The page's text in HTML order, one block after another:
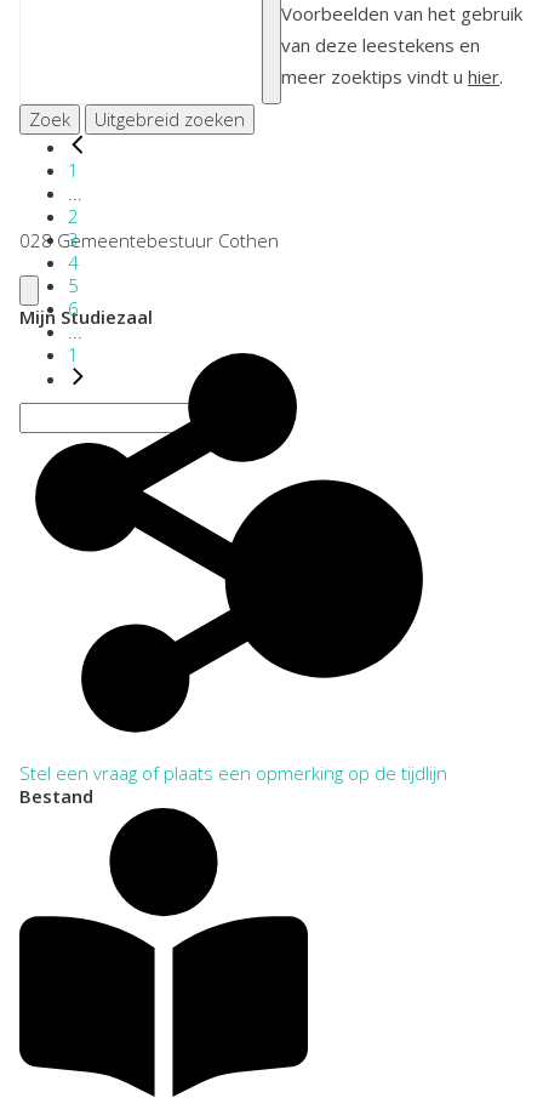
Voorbeelden van het gebruik
van deze leestekens en
meer zoektips vindt u hier.
Zoek
Uitgebreid zoeken
1
2
3
4
5
6
...
1
028 Gemeentebestuur Cothen
Mijn Studiezaal
Stel een vraag of plaats een opmerking op de tijdlijn
Bestand